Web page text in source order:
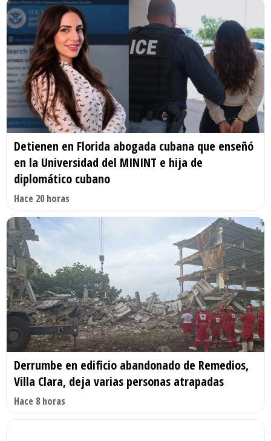
Detienen en Florida abogada cubana que enseñó
en la Universidad del MININT e hija de
diplomático cubano
Hace 20 horas
Derrumbe en edificio abandonado de Remedios,
Villa Clara, deja varias personas atrapadas
Hace 8 horas